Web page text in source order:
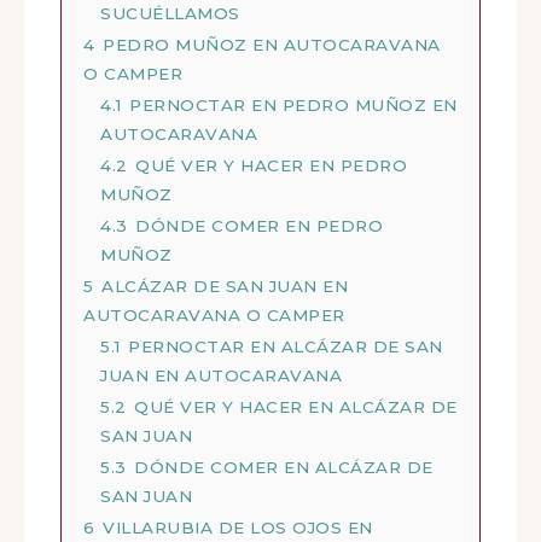
SUCUÉLLAMOS
4 PEDRO MUÑOZ EN AUTOCARAVANA
O CAMPER
4.1 PERNOCTAR EN PEDRO MUÑOZ EN
AUTOCARAVANA
4.2 QUÉ VER Y HACER EN PEDRO
MUÑOZ
4.3 DÓNDE COMER EN PEDRO
MUÑOZ
5 ALCÁZAR DE SAN JUAN EN
AUTOCARAVANA O CAMPER
5.1 PERNOCTAR EN ALCÁZAR DE SAN
JUAN EN AUTOCARAVANA
5.2 QUÉ VER Y HACER EN ALCÁZAR DE
SAN JUAN
5.3 DÓNDE COMER EN ALCÁZAR DE
SAN JUAN
6 VILLARUBIA DE LOS OJOS EN